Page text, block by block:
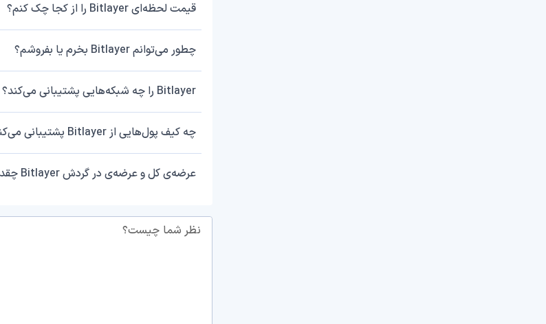
قیمت لحظه‌ای Bitlayer را از کجا چک کنم؟
چطور می‌توانم Bitlayer بخرم یا بفروشم؟
Bitlayer را چه شبکه‌هایی پشتیبانی می‌کند؟
چه کیف پول‌هایی از Bitlayer پشتیبانی می‌کنند؟
عرضه‌ی کل و عرضه‌ی در گردش Bitlayer چقدر است؟
نظر شما چیست؟